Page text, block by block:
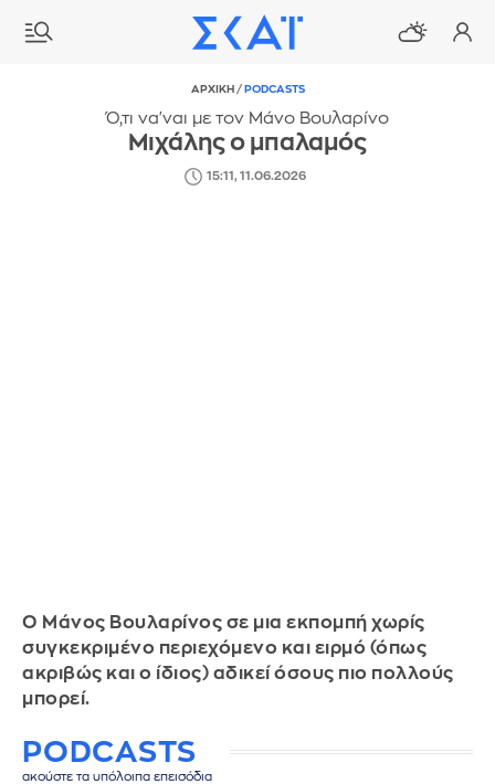
ΑΡΧΙΚΗ / PODCASTS
Ό,τι να'ναι με τον Μάνο Βουλαρίνο
Μιχάλης ο μπαλαμός
15:11, 11.06.2026
Ο Μάνος Βουλαρίνος σε μια εκπομπή χωρίς
συγκεκριμένο περιεχόμενο και ειρμό (όπως
ακριβώς και ο ίδιος) αδικεί όσους πιο πολλούς
μπορεί.
PODCASTS
ακούστε τα υπόλοιπα επεισόδια